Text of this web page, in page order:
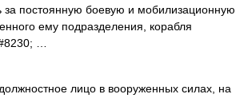
за постоянную боевую и мобилизационную
ему подразделения, корабля
…
лицо в вооруженных силах, на